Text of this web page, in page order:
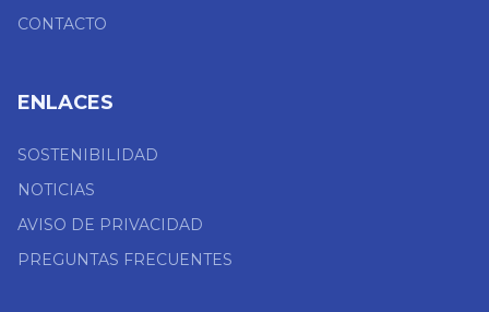
CONTACTO
ENLACES
SOSTENIBILIDAD
NOTICIAS
AVISO DE PRIVACIDAD
PREGUNTAS FRECUENTES